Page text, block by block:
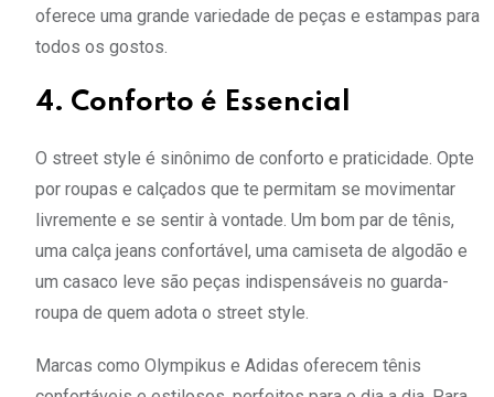
oferece uma grande variedade de peças e estampas para
todos os gostos.
4. Conforto é Essencial
O street style é sinônimo de conforto e praticidade. Opte
por roupas e calçados que te permitam se movimentar
livremente e se sentir à vontade. Um bom par de tênis,
uma calça jeans confortável, uma camiseta de algodão e
um casaco leve são peças indispensáveis no guarda-
roupa de quem adota o street style.
Marcas como Olympikus e Adidas oferecem tênis